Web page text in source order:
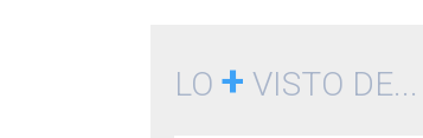
LO+ VISTO DE...